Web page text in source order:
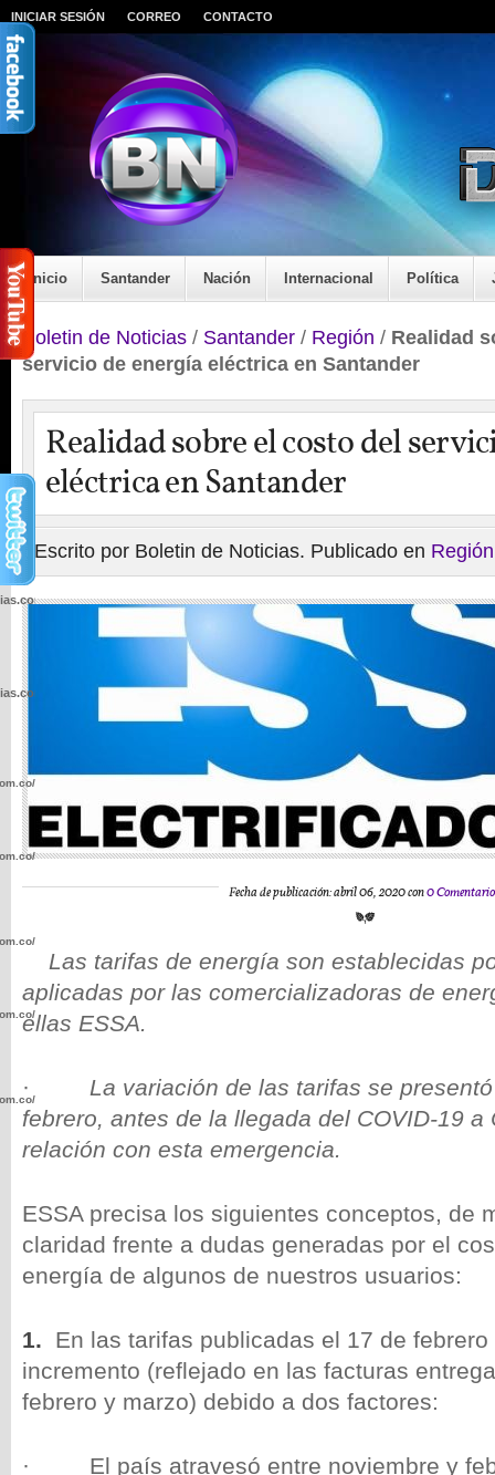
INICIAR SESIÓN CORREO CONTACTO
Inicio Santander Nación Internacional Política
Boletin de Noticias / Santander / Región / Realidad
servicio de energía eléctrica en Santander
Realidad sobre el costo del
eléctrica en Santander
Escrito por Boletin de Noticias. Publicado en Región
Fecha de publicación: abril 06, 2020 con0
Las tarifas de energía son establecidas
aplicadas por las comercializadoras de
ellas ESSA.
· La variación de las tarifas se
febrero, antes de la llegada del COVID-19 a
relación con esta emergencia.
ESSA precisa los siguientes conceptos, de
claridad frente a dudas generadas por el
energía de algunos de nuestros usuarios:
1. En las tarifas publicadas el 17 de
incremento (reflejado en las facturas
febrero y marzo) debido a dos factores:
· El país atravesó entre noviembre y
wp-
wp-
wp-
wp-
wp-
wp-
wp-
wp-
wp-